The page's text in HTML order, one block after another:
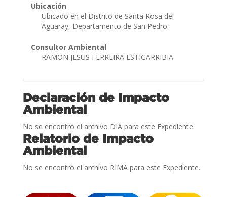
Ubicación
Ubicado en el Distrito de Santa Rosa del
Aguaray, Departamento de San Pedro.
Consultor Ambiental
RAMON JESUS FERREIRA ESTIGARRIBIA.
Declaración de Impacto
Ambiental
No se encontró el archivo DIA para este Expediente.
Relatorio de Impacto
Ambiental
No se encontró el archivo RIMA para este Expediente.